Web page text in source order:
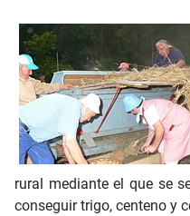
rural mediante el que se
conseguir trigo, centeno y